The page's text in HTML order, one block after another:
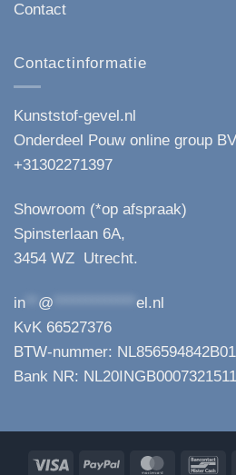
Contact
Contactinformatie
Kunststof-gevel.nl
Onderdeel Pouw online group BV
+31302271397
Showroom (*op afspraak)
Spinsterlaan 6A,
3454 WZ Utrecht.
in @
el.nl
KvK 66527376
BTW-nummer: NL856594842B01
Bank NR: NL20INGB0007321511
Visa PayPal MasterCard